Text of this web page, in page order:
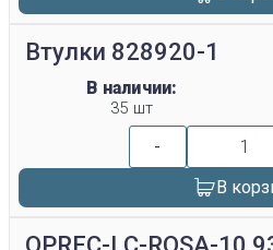
Втулки 828920-1
В наличии:
35 шт
-
В